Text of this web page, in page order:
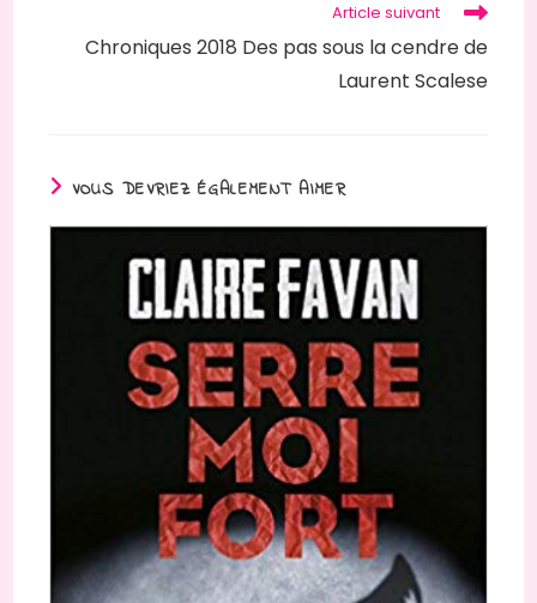
Article suivant
Chroniques 2018 Des pas sous la cendre de
Laurent Scalese
VOUS DEVRIEZ ÉGALEMENT AIMER